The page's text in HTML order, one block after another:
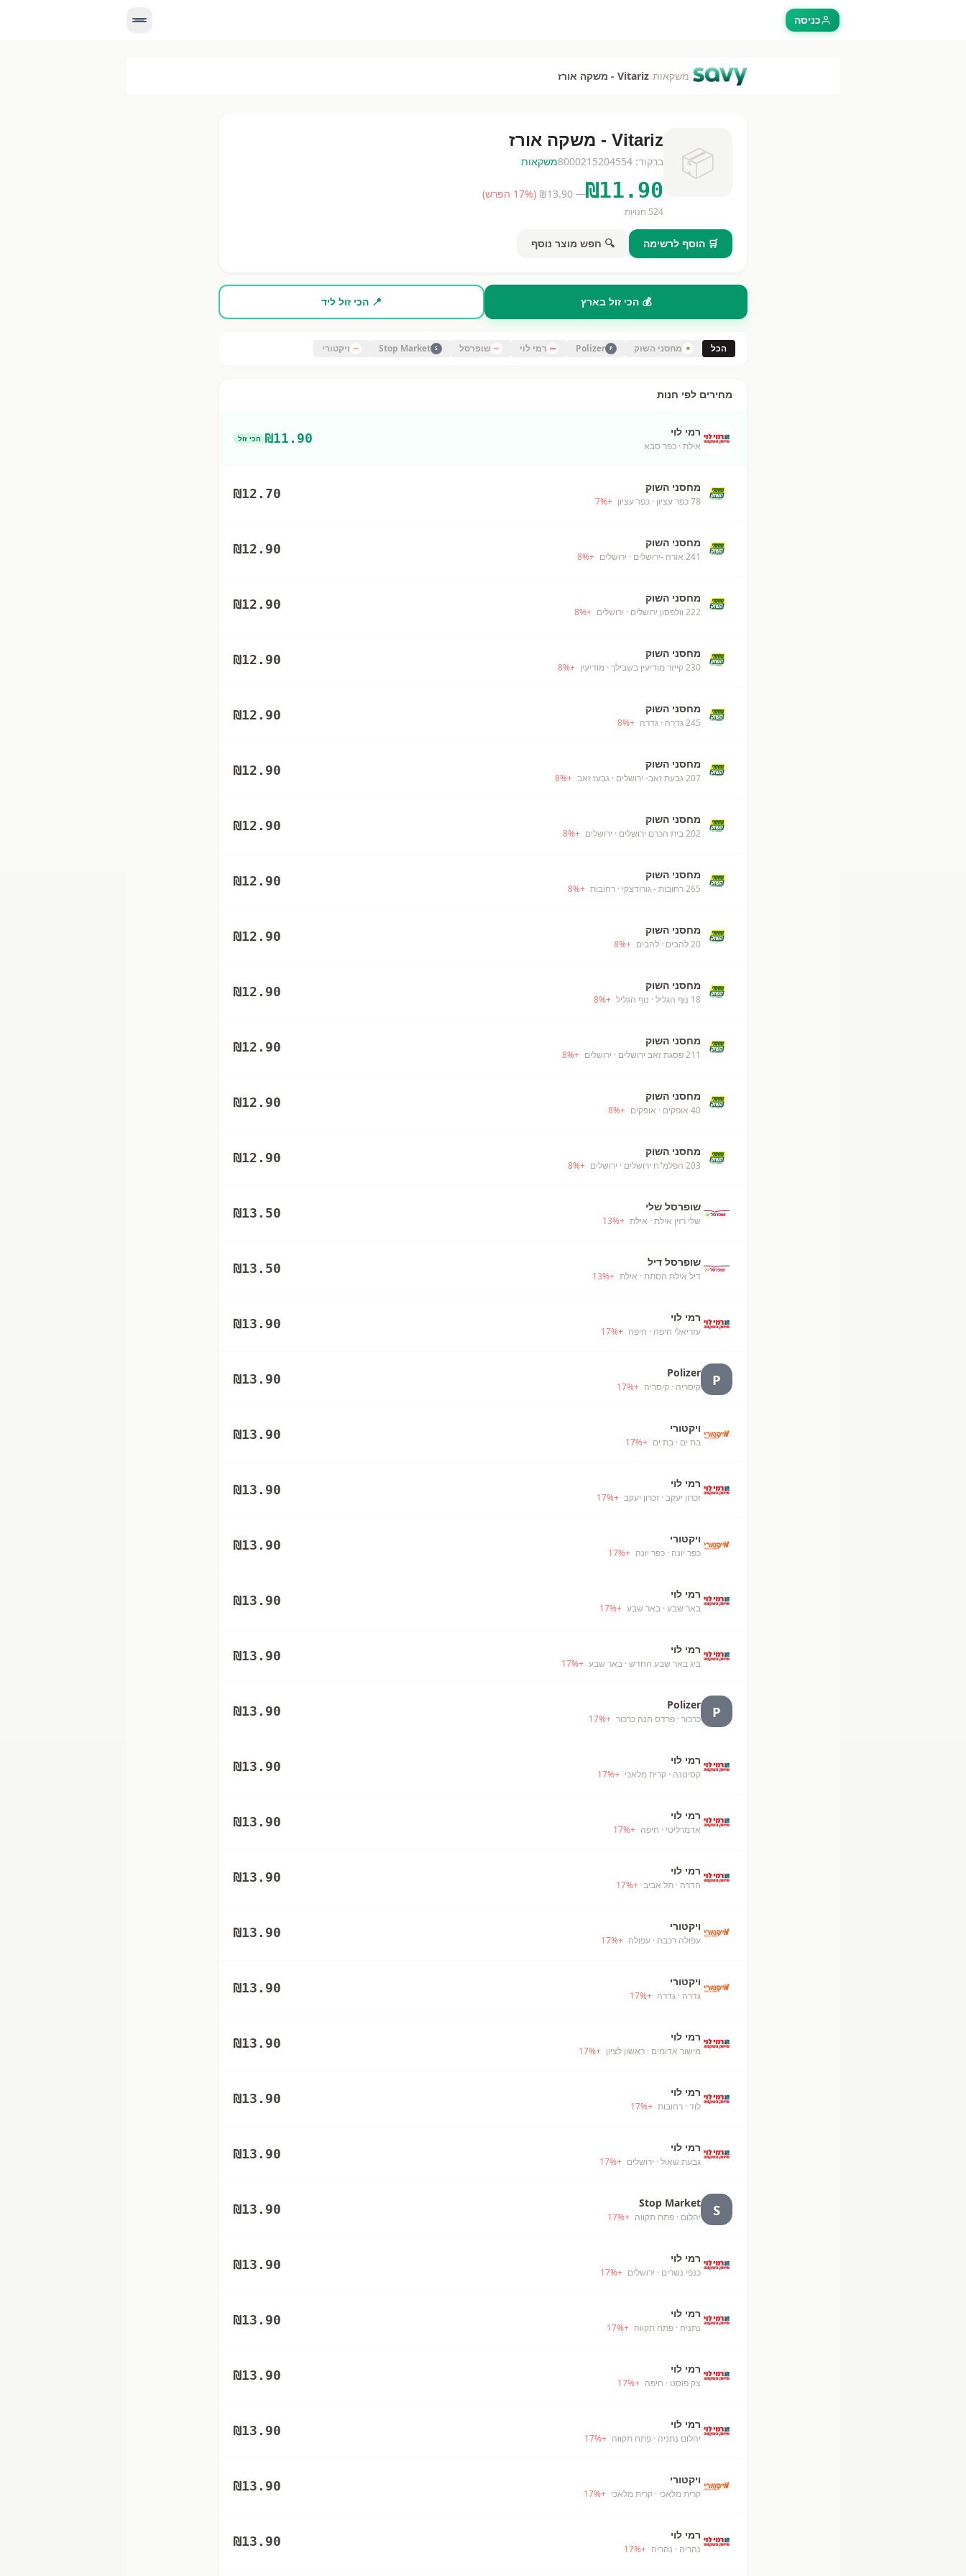
כניסה
›משקאות›Vitariz - משקה אורז
📦
Vitariz - משקה אורז
ברקוד: 8000215204554משקאות
₪11.90
— ₪
13.90
(
17% הפרש)
524 חנויות
🛒 הוסף לרשימה 🔍 חפש מוצר נוסף
💰 הכי זול בארץ 📍 הכי זול ליד
הכל מחסני השוק P
Polizer רמי לוי שופרסל S
Stop Market ויקטורי
מחירים לפי חנות
רמי לוי
אילת · כפר סבא
₪11.90 הכי זול
מחסני השוק
78 כפר עציון · כפר עציון +
7%
₪12.70
מחסני השוק
241 אורה -ירושלים · ירושלים +
8%
₪12.90
מחסני השוק
222 וולפסון ירושלים · ירושלים +
8%
₪12.90
מחסני השוק
230 קייזר מודיעין בשבילך · מודיעין +
8%
₪12.90
מחסני השוק
245 גדרה · גדרה +
8%
₪12.90
מחסני השוק
207 גבעת זאב- ירושלים · גבעז זאב +
8%
₪12.90
מחסני השוק
202 בית הכרם ירושלים · ירושלים +
8%
₪12.90
מחסני השוק
265 רחובות - גורודצקי · רחובות +
8%
₪12.90
מחסני השוק
20 להבים · להבים +
8%
₪12.90
מחסני השוק
18 נוף הגליל · נוף הגליל +
8%
₪12.90
מחסני השוק
211 פסגת זאב ירושלים · ירושלים +
8%
₪12.90
מחסני השוק
40 אופקים · אופקים +
8%
₪12.90
מחסני השוק
203 הפלמ"ח ירושלים · ירושלים +
8%
₪12.90
שופרסל שלי
שלי רזין אילת · אילת +
13%
₪13.50
שופרסל דיל
דיל אילת הסתת · אילת +
13%
₪13.50
רמי לוי
עזריאלי חיפה · חיפה +
17%
₪13.90
P
Polizer
קיסריה · קיסריה +
17%
₪13.90
ויקטורי
בת ים · בת ים +
17%
₪13.90
רמי לוי
זכרון יעקב · זכרון יעקב +
17%
₪13.90
ויקטורי
כפר יונה · כפר יונה +
17%
₪13.90
רמי לוי
באר שבע · באר שבע +
17%
₪13.90
רמי לוי
ביג באר שבע החדש · באר שבע +
17%
₪13.90
P
Polizer
כרכור · פרדס חנה כרכור +
17%
₪13.90
רמי לוי
קסיטנה · קרית מלאכי +
17%
₪13.90
רמי לוי
אדמרליטי · חיפה +
17%
₪13.90
רמי לוי
חדרה · תל אביב +
17%
₪13.90
ויקטורי
עפולה רכבת · עפולה +
17%
₪13.90
ויקטורי
גדרה · גדרה +
17%
₪13.90
רמי לוי
מישור אדומים · ראשון לציון +
17%
₪13.90
רמי לוי
לוד · רחובות +
17%
₪13.90
רמי לוי
גבעת שאול · ירושלים +
17%
₪13.90
S
Stop Market
יהלום · פתח תקווה +
17%
₪13.90
רמי לוי
כנפי נשרים · ירושלים +
17%
₪13.90
רמי לוי
נתניה · פתח תקווה +
17%
₪13.90
רמי לוי
צק פוסט · חיפה +
17%
₪13.90
רמי לוי
יהלום נתניה · פתח תקווה +
17%
₪13.90
ויקטורי
קרית מלאכי · קרית מלאכי +
17%
₪13.90
רמי לוי
נהריה · נהריה +
17%
₪13.90